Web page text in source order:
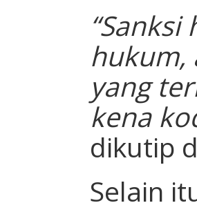
hukum,
yang
kena
dikutip
Selain